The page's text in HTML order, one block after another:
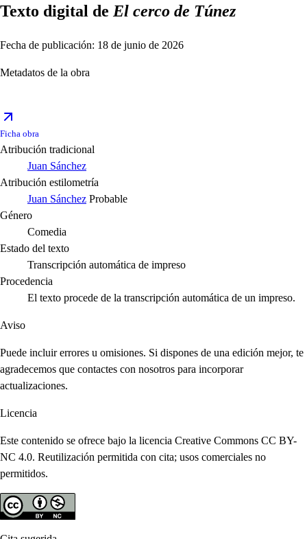
Texto digital de El cerco de Túnez
Fecha de publicación: 18 de junio de 2026
Metadatos de la obra
Ficha obra
Atribución tradicional
Juan Sánchez
Atribución estilometría
Juan Sánchez Probable
Género
Comedia
Estado del texto
Transcripción automática de impreso
Procedencia
El texto procede de la transcripción automática de un impreso.
Aviso
Puede incluir errores u omisiones. Si dispones de una edición mejor, te
agradecemos que contactes con nosotros para incorporar
actualizaciones.
Licencia
Este contenido se ofrece bajo la licencia Creative Commons CC BY-
NC 4.0. Reutilización permitida con cita; usos comerciales no
permitidos.